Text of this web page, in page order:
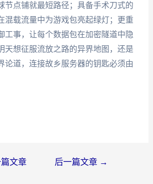
节点铺就最短路径；具备手术刀式的
混载流量中为游戏包亮起绿灯；更重
工事，让每个数据包在加密隧道中隐
天想征服流放之路的异界地图，还是
论道，连接故乡服务器的钥匙必须由
文章 后一篇文章 →